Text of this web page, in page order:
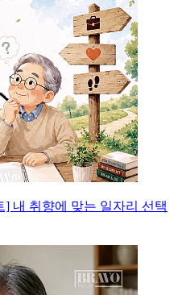
] 내 취향에 맞는 일자리 선택